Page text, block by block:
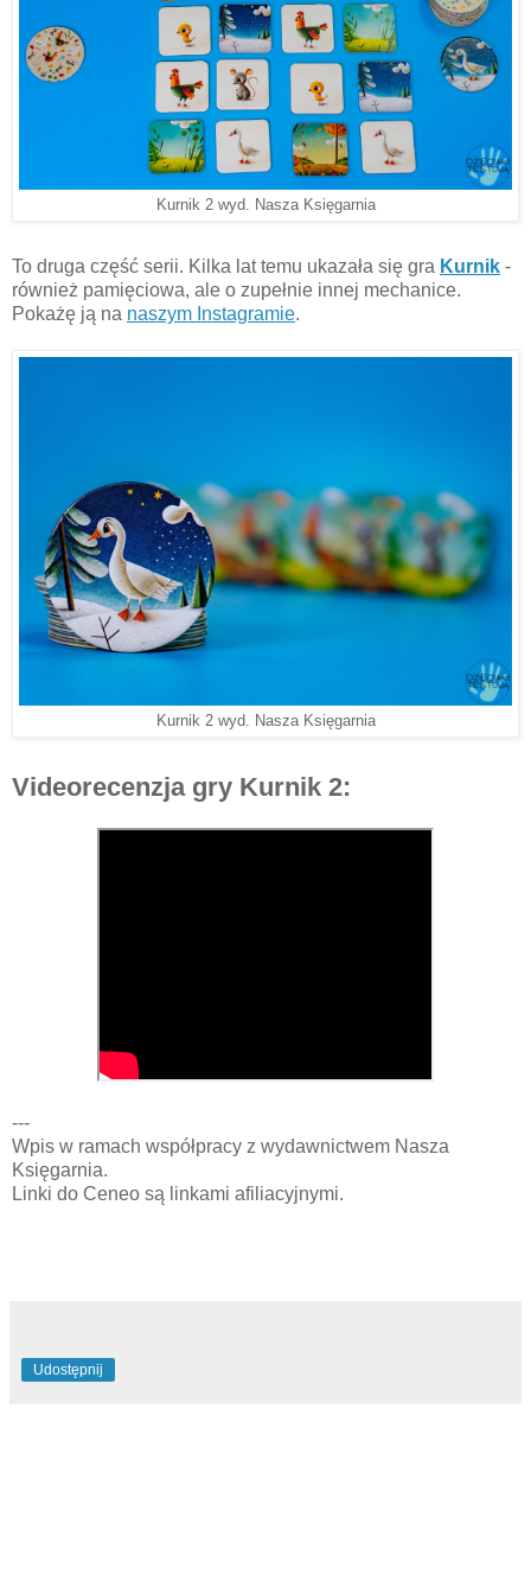
Kurnik 2 wyd. Nasza Księgarnia
To druga część serii. Kilka lat temu ukazała się gra Kurnik -
również pamięciowa, ale o zupełnie innej mechanice.
Pokażę ją na naszym Instagramie.
Kurnik 2 wyd. Nasza Księgarnia
Videorecenzja gry Kurnik 2:
---
Wpis w ramach współpracy z wydawnictwem Nasza
Księgarnia.
Linki do Ceneo są linkami afiliacyjnymi.
Udostępnij